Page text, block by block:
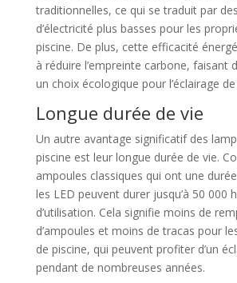
traditionnelles, ce qui se traduit par
d’électricité plus basses pour les
piscine. De plus, cette efficacité
à réduire l’empreinte carbone, faisant
un choix écologique pour l’éclairage
Longue durée de vie
Un autre avantage significatif des
piscine est leur longue durée de vie.
ampoules classiques qui ont une
les LED peuvent durer jusqu’à 50 000
d’utilisation. Cela signifie moins de
d’ampoules et moins de tracas pour
de piscine, qui peuvent profiter d’un
pendant de nombreuses années.